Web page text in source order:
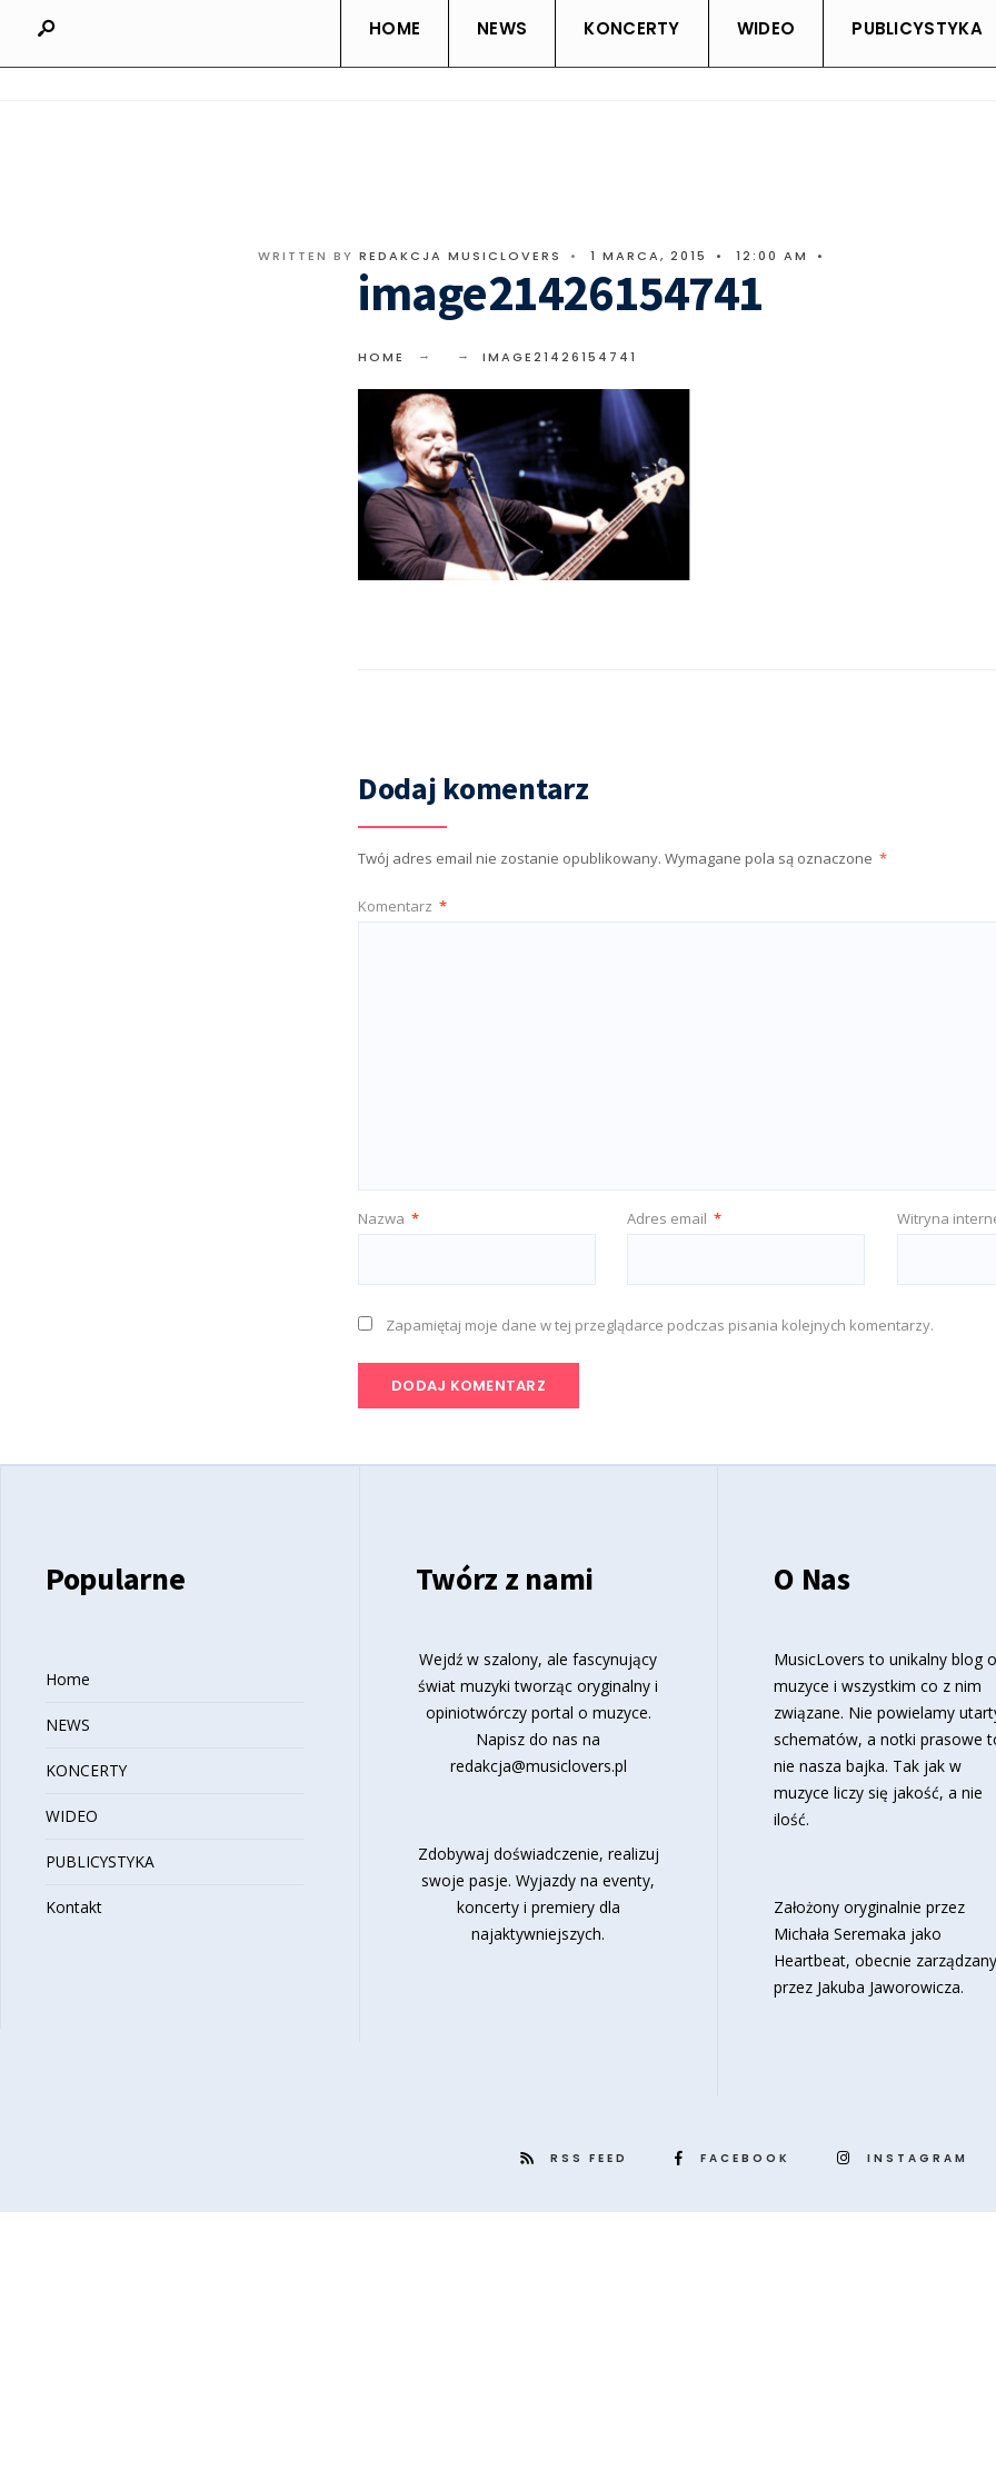
HOME NEWS KONCERTY WIDEO PUBLICYSTYKA
WRITTEN BY REDAKCJA MUSICLOVERS • 1 MARCA, 2015 • 12:00 AM •
image21426154741
HOME IMAGE21426154741
Dodaj komentarz
Twój adres email nie zostanie opublikowany. Wymagane pola są oznaczone *
Komentarz *
Nazwa * Adres email * Witryna
Zapamiętaj moje dane w tej przeglądarce podczas pisania kolejnych komentarzy.
Popularne
Home
NEWS
KONCERTY
WIDEO
PUBLICYSTYKA
Kontakt
Twórz z nami
Wejdź w szalony, ale fascynujący
świat muzyki tworząc oryginalny i
opiniotwórczy portal o muzyce.
Napisz do nas na
redakcja@musiclovers.pl
Zdobywaj doświadczenie, realizuj
swoje pasje. Wyjazdy na eventy,
koncerty i premiery dla
najaktywniejszych.
O Nas
MusicLovers to unikalny blog o
muzyce i wszystkim co z nim
związane. Nie powielamy
schematów, a notki prasowe
nie nasza bajka. Tak jak w
muzyce liczy się jakość, a nie
ilość.
Założony oryginalnie przez
Michała Seremaka jako
Heartbeat, obecnie zarządzany
przez Jakuba Jaworowicza.
RSS FEED FACEBOOK INSTAGRAM